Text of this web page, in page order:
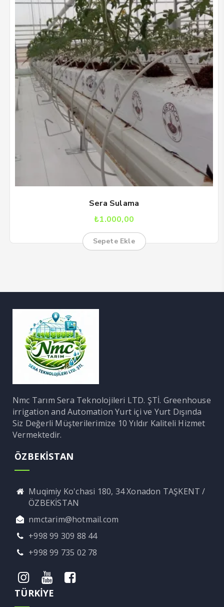
Sera Sulama
₺1.000,00
Sepete Ekle
Nmc Tarım Sera Teknolojileri LTD. ŞTİ. Greenhouse
irrigation and Automation Yurt içi ve Yurt Dışında
Siz Değerli Müşterilerimize 10 Yıldır Kaliteli Hizmet
Vermektedir.
ÖZBEKİSTAN
Muqimiy Ko'chasi 180, 34 Xonadon TAŞKENT /
ÖZBEKİSTAN
nmctarim@hotmail.com
+998 99 309 88 44
+998 99 735 02 78
TÜRKİYE